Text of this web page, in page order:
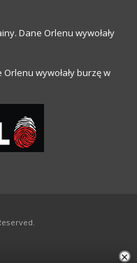
Dane Orlenu wywołały
wywołały burzę w
×